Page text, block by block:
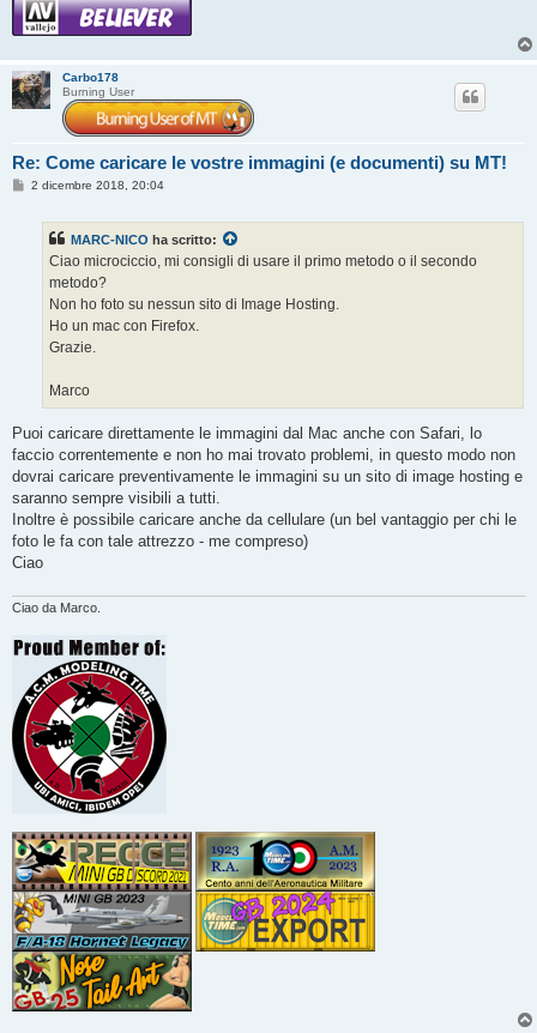
Carbo178
Burning User
Re: Come caricare le vostre immagini (e documenti) su MT!
M2 dicembre 2018, 20:04
MARC-NICO ha scritto:
Ciao microciccio, mi consigli di usare il primo metodo o il secondo
metodo?
Non ho foto su nessun sito di Image Hosting.
Ho un mac con Firefox.
Grazie.
Marco
Puoi caricare direttamente le immagini dal Mac anche con Safari, lo
faccio correntemente e non ho mai trovato problemi, in questo modo non
dovrai caricare preventivamente le immagini su un sito di image hosting e
saranno sempre visibili a tutti.
Inoltre è possibile caricare anche da cellulare (un bel vantaggio per chi le
foto le fa con tale attrezzo - me compreso)
Ciao
Ciao da Marco.